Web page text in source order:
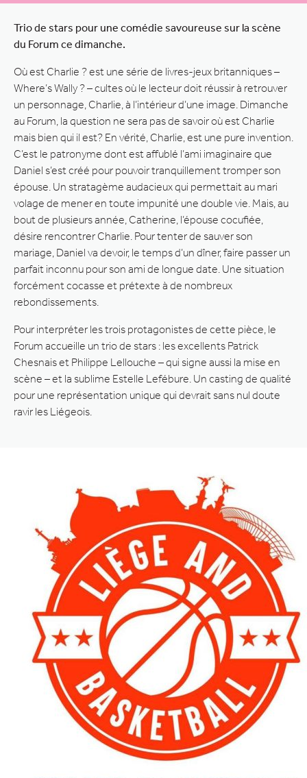
Trio de stars pour une comédie savoureuse sur la scène
du Forum ce dimanche.
Où est Charlie ? est une série de livres-jeux britanniques –
Where’s Wally ? – cultes où le lecteur doit réussir à retrouver
un personnage, Charlie, à l’intérieur d’une image. Dimanche
au Forum, la question ne sera pas de savoir où est Charlie
mais bien qui il est? En vérité, Charlie, est une pure invention.
C’est le patronyme dont est affublé l’ami imaginaire que
Daniel s’est créé pour pouvoir tranquillement tromper son
épouse. Un stratagème audacieux qui permettait au mari
volage de mener en toute impunité une double vie. Mais, au
bout de plusieurs année, Catherine, l’épouse cocufiée,
désire rencontrer Charlie. Pour tenter de sauver son
mariage, Daniel va devoir, le temps d’un dîner, faire passer un
parfait inconnu pour son ami de longue date. Une situation
forcément cocasse et prétexte à de nombreux
rebondissements.
Pour interpréter les trois protagonistes de cette pièce, le
Forum accueille un trio de stars : les excellents Patrick
Chesnais et Philippe Lellouche – qui signe aussi la mise en
scène – et la sublime Estelle Lefébure. Un casting de qualité
pour une représentation unique qui devrait sans nul doute
ravir les Liégeois.